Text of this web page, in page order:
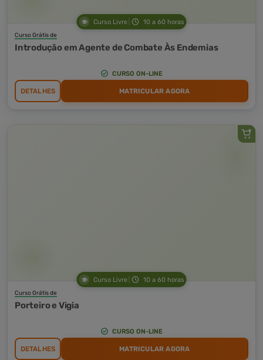
Curso Livre 10 a 60 horas
Curso Grátis de
Introdução em Agente de Combate Às Endemias
CURSO ON-LINE
DETALHES MATRICULAR AGORA
Curso Livre 10 a 60 horas
Curso Grátis de
Porteiro e Vigia
CURSO ON-LINE
DETALHES MATRICULAR AGORA